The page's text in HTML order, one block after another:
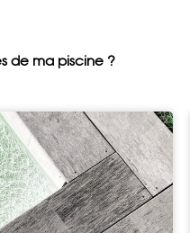
de ma piscine ?